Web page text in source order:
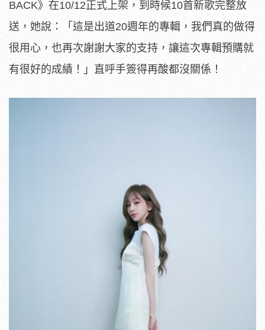
BACK》在10/12正式上架，到時候10首新歌完整放
送，她說：「這是出道20週年的專輯，我們真的做得
很用心， 也再次謝謝大家的支持，讓這次專輯預購就
有很好的成績！」 直呼手簽得再酸都沒關係！